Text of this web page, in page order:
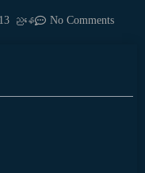
ညနေ No Comments